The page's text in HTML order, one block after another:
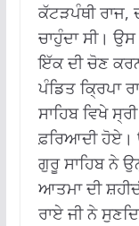
ਕੱਟੜਪੰਥੀ ਰਾਜ,
ਚਾਹੁੰਦਾ ਸੀ।
ਇੱਕ ਦੀ ਚੋਣ
ਪੰਡਿਤ ਕ੍ਰਿਪਾ
ਸਾਹਿਬ ਵਿਖੇ
ਫ਼ਰਿਆਦੀ ਹੋਏ।
ਗੁਰੂ ਸਾਹਿਬ ਨੇ
ਆਤਮਾ ਦੀ
ਰਾਏ ਜੀ ਨੇ